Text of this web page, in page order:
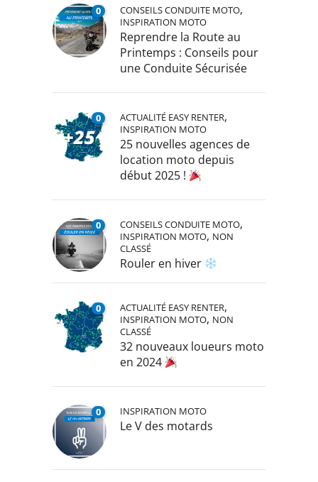
0 CONSEILS CONDUITE MOTO,
INSPIRATION MOTO
Reprendre la Route au
Printemps : Conseils pour
une Conduite Sécurisée
0 ACTUALITÉ EASY RENTER,
INSPIRATION MOTO
25 nouvelles agences de
location moto depuis
début 2025 !
0 CONSEILS CONDUITE MOTO,
INSPIRATION MOTO, NON
CLASSÉ
Rouler en hiver
0 ACTUALITÉ EASY RENTER,
INSPIRATION MOTO, NON
CLASSÉ
32 nouveaux loueurs moto
en 2024
0 INSPIRATION MOTO
Le V des motards